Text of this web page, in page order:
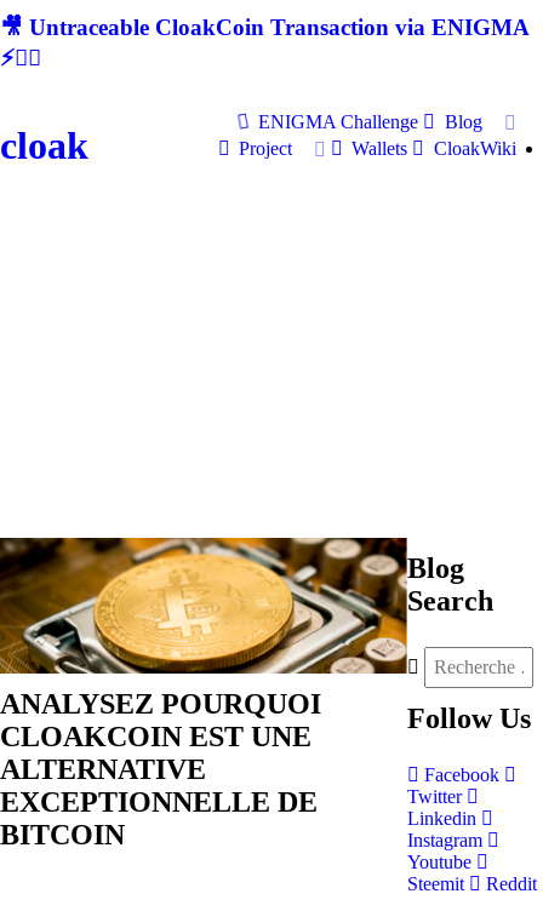
🎥 Untraceable CloakCoin Transaction via ENIGMA
⚡🕵‍♂
cloak
ENIGMA Challenge
Blog
Project
Wallets CloakWiki
ANALYSEZ POURQUOI
CLOAKCOIN EST UNE
ALTERNATIVE
EXCEPTIONNELLE DE
BITCOIN
Blog
Search
Follow Us
Facebook
Twitter
Linkedin
Instagram
Youtube
Steemit
Reddit